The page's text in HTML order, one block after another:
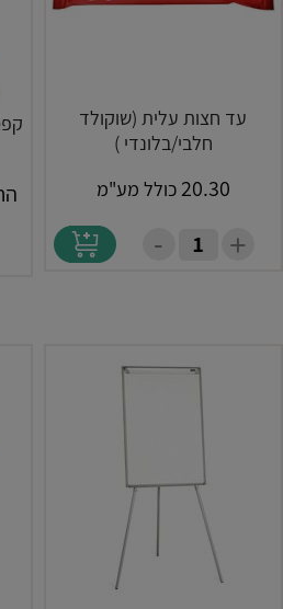
עד חצות עלית (שוקולד
חלבי/בלונדי )
20.30כולל מע"מ
+
-